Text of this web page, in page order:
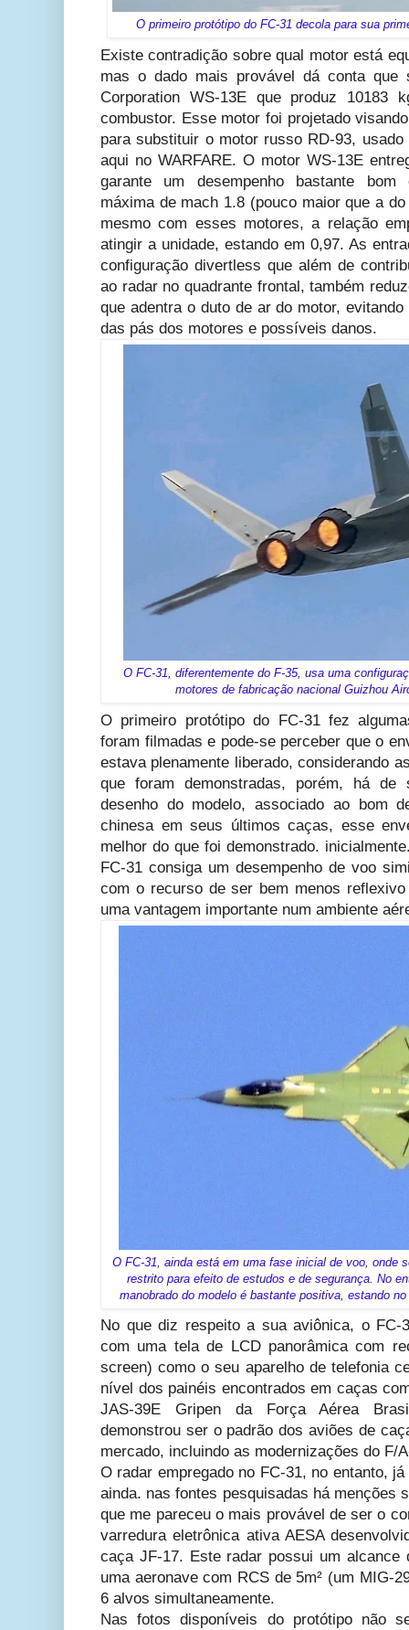
O primeiro protótipo do FC-31 decola para sua
Existe contradição sobre qual motor está
mas o dado mais provável dá conta que
Corporation WS-13E que produz 10183
combustor. Esse motor foi projetado
para substituir o motor russo RD-93,
aqui no WARFARE. O motor WS-13E
garante um desempenho bastante bom
máxima de mach 1.8 (pouco maior que a
mesmo com esses motores, a relação
atingir a unidade, estando em 0,97. As
configuração divertless que além de
ao radar no quadrante frontal, também
que adentra o duto de ar do motor,
das pás dos motores e possíveis danos.
O FC-31, diferentemente do F-35, usa uma
motores de fabricação nacional Guizhou
O primeiro protótipo do FC-31 fez
foram filmadas e pode-se perceber que o
estava plenamente liberado, considerando
que foram demonstradas, porém, há
desenho do modelo, associado ao bom
chinesa em seus últimos caças, esse
melhor do que foi demonstrado.
FC-31 consiga um desempenho de voo
com o recurso de ser bem menos
uma vantagem importante num ambiente
O FC-31, ainda está em uma fase inicial de voo, onde
restrito para efeito de estudos e de segurança. No
manobrado do modelo é bastante positiva, estando
No que diz respeito a sua aviônica, o FC-
com uma tela de LCD panorâmica com
screen) como o seu aparelho de telefonia
nível dos painéis encontrados em caças
JAS-39E Gripen da Força Aérea
demonstrou ser o padrão dos aviões de
mercado, incluindo as modernizações do F/
O radar empregado no FC-31, no entanto,
ainda. nas fontes pesquisadas há menções
que me pareceu o mais provável de ser o
varredura eletrônica ativa AESA
caça JF-17. Este radar possui um alcance
uma aeronave com RCS de 5m² (um MIG-
6 alvos simultaneamente.
Nas fotos disponíveis do protótipo não